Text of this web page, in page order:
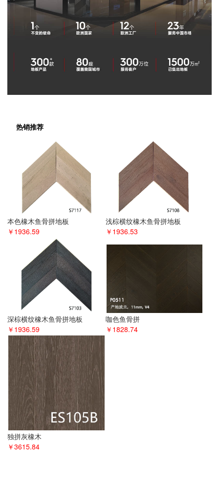
热销推荐
本色橡木鱼骨拼地板
￥1936.59
浅棕横纹橡木鱼骨拼地板
￥1936.53
深棕横纹橡木鱼骨拼地板
￥1936.59
咖色鱼骨拼
￥1828.74
独拼灰橡木
￥3615.84